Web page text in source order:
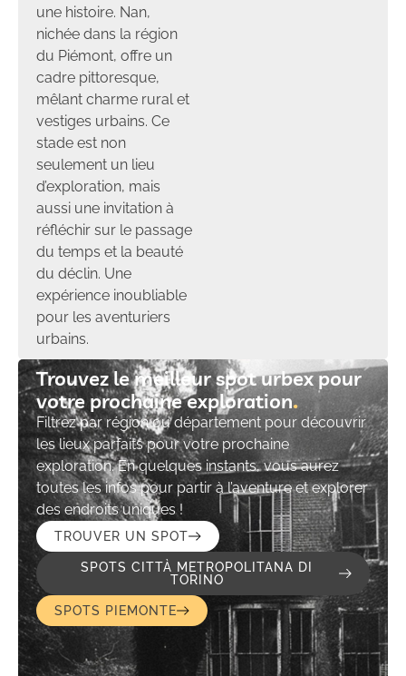
une histoire. Nan,
nichée dans la région
du Piémont, offre un
cadre pittoresque,
mêlant charme rural et
vestiges urbains. Ce
stade est non
seulement un lieu
d’exploration, mais
aussi une invitation à
réfléchir sur le passage
du temps et la beauté
du déclin. Une
expérience inoubliable
pour les aventuriers
urbains.
Trouvez le meilleur spot urbex pour
votre prochaine exploration​
Filtrez par région ou département pour découvrir
les lieux parfaits pour votre prochaine
exploration. En quelques instants, vous aurez
toutes les infos pour partir à l’aventure et explorer
des endroits uniques !
TROUVER UN SPOT
SPOTS CITTÀ METROPOLITANA DI
TORINO
SPOTS PIEMONTE